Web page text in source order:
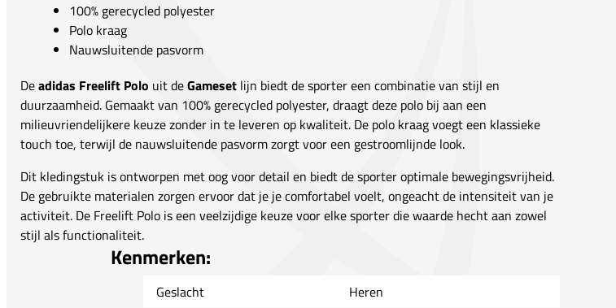
100% gerecycled polyester
Polo kraag
Nauwsluitende pasvorm
Deadidas Freelift Polo uit deGameset lijn biedt de sporter een combinatie van stijl en
duurzaamheid. Gemaakt van 100% gerecycled polyester, draagt deze polo bij aan een
milieuvriendelijkere keuze zonder in te leveren op kwaliteit. De polo kraag voegt een klassieke
touch toe, terwijl de nauwsluitende pasvorm zorgt voor een gestroomlijnde look.
Dit kledingstuk is ontworpen met oog voor detail en biedt de sporter optimale bewegingsvrijheid.
De gebruikte materialen zorgen ervoor dat je je comfortabel voelt, ongeacht de intensiteit van je
activiteit. De Freelift Polo is een veelzijdige keuze voor elke sporter die waarde hecht aan zowel
stijl als functionaliteit.
Kenmerken:
Geslacht
Heren